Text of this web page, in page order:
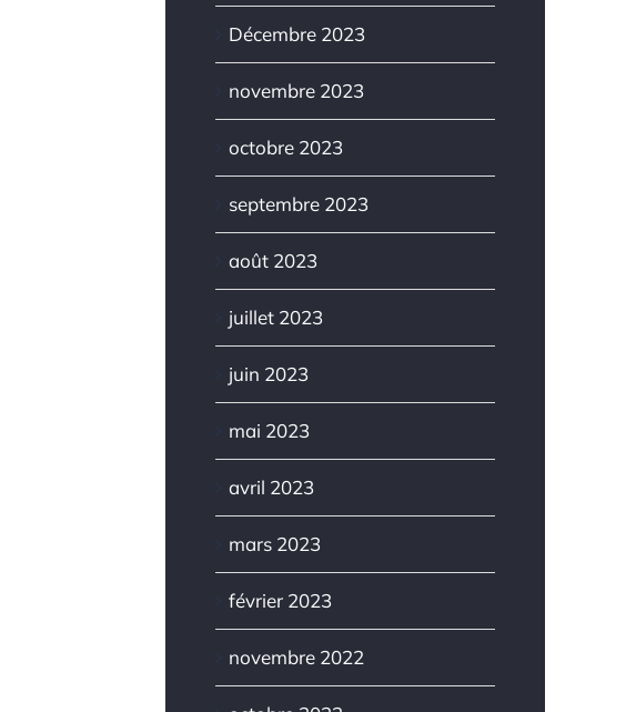
Décembre 2023
novembre 2023
octobre 2023
septembre 2023
août 2023
juillet 2023
juin 2023
mai 2023
avril 2023
mars 2023
février 2023
novembre 2022